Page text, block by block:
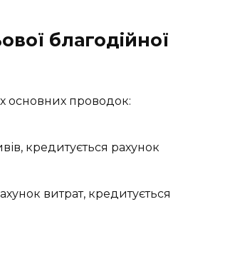
благодійної
основних проводок:
кредитується рахунок
витрат, кредитується